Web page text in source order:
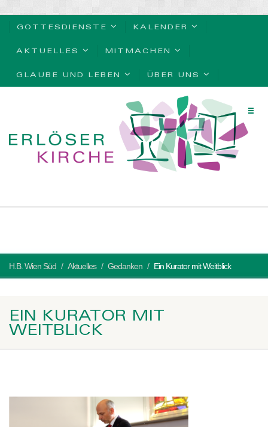
GOTTESDIENSTE KALENDER
AKTUELLES MITMACHEN
GLAUBE UND LEBEN ÜBER UNS
H.B. Wien Süd Aktuelles Gedanken Ein Kurator mit Weitblick
EIN KURATOR MIT
WEITBLICK